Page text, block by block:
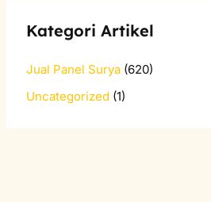
Kategori Artikel
Jual Panel Surya (620)
Uncategorized (1)